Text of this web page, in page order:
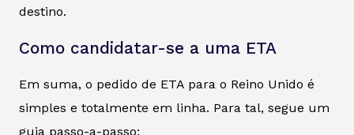
destino.
Como candidatar-se a uma ETA
Em suma, o pedido de ETA para o Reino Unido é
simples e totalmente em linha. Para tal, segue um
guia passo-a-passo: